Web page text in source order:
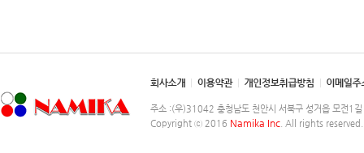
주소 :(우)31042 충청남도 천안시 서북구 성거읍 모
Copyright ⓒ 2016 Namika Inc . All rights reserved.